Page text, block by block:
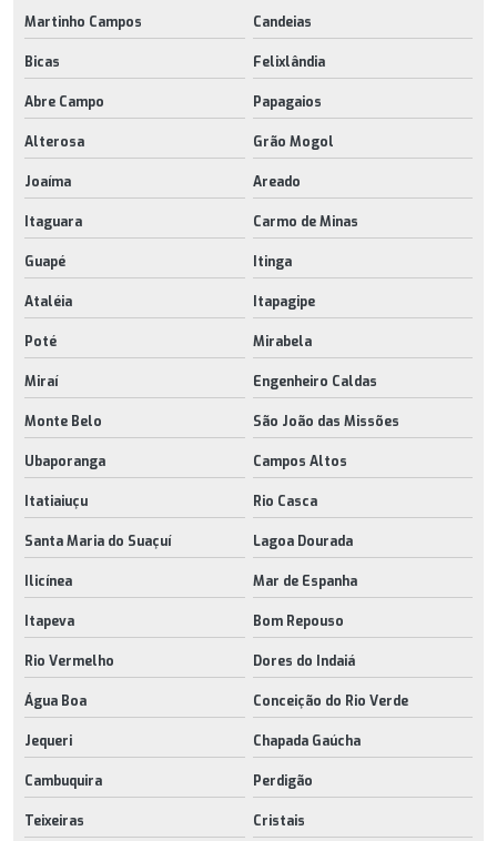
Martinho Campos Candeias
Bicas Felixlândia
Abre Campo Papagaios
Alterosa Grão Mogol
Joaíma Areado
Itaguara Carmo de Minas
Guapé Itinga
Ataléia Itapagipe
Poté Mirabela
Miraí Engenheiro Caldas
Monte Belo São João das Missões
Ubaporanga Campos Altos
Itatiaiuçu Rio Casca
Santa Maria do Suaçuí Lagoa Dourada
Ilicínea Mar de Espanha
Itapeva Bom Repouso
Rio Vermelho Dores do Indaiá
Água Boa Conceição do Rio Verde
Jequeri Chapada Gaúcha
Cambuquira Perdigão
Teixeiras Cristais